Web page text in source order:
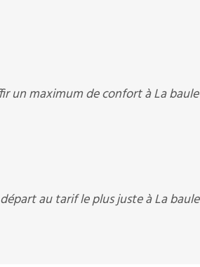
un maximum de confort à La baule
au tarif le plus juste à La baule